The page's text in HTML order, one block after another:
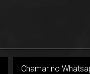
Chamar no